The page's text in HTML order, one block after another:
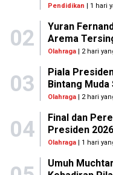
Pendidikan | 1 hari
02
Yuran
Arema
Olahraga| 2 hari
03
Piala
Bintang Muda
Olahraga| 2 hari
04
Final dan
Presiden
Olahraga| 1 hari
Umuh